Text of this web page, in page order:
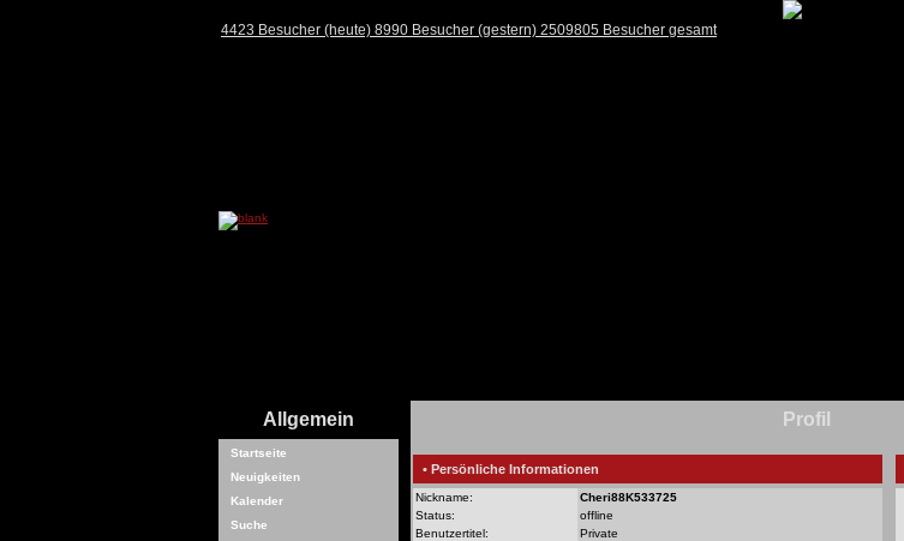
4423 Besucher (heute) 8990 Besucher (gestern) 2509805 Besucher gesamt
Allgemein
Startseite
Neuigkeiten
Kalender
Suche
Profil
• Persönliche Informationen
Nickname:
Cheri88K533725
Status:
offline
Benutzertitel:
Private